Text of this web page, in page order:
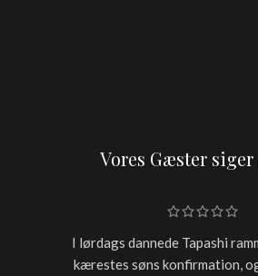
Vores Gæster siger
I lørdags dannede Tapashi
kærestes søns konfirmation,